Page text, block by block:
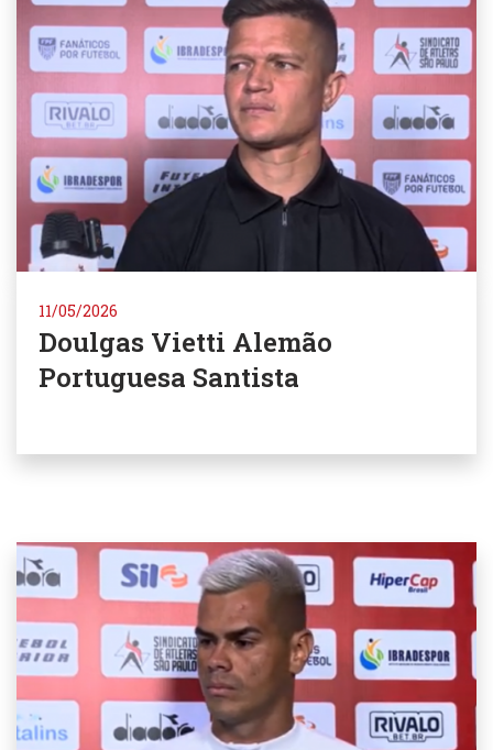
11/05/2026
Doulgas Vietti Alemão
Portuguesa Santista